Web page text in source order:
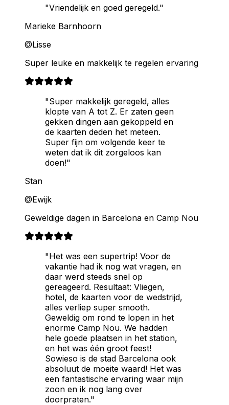
"Vriendelijk en goed geregeld."
Marieke Barnhoorn
@Lisse
Super leuke en makkelijk te regelen ervaring
"Super makkelijk geregeld, alles
klopte van A tot Z. Er zaten geen
gekken dingen aan gekoppeld en
de kaarten deden het meteen.
Super fijn om volgende keer te
weten dat ik dit zorgeloos kan
doen!"
Stan
@Ewijk
Geweldige dagen in Barcelona en Camp Nou
"Het was een supertrip! Voor de
vakantie had ik nog wat vragen, en
daar werd steeds snel op
gereageerd. Resultaat: Vliegen,
hotel, de kaarten voor de wedstrijd,
alles verliep super smooth.
Geweldig om rond te lopen in het
enorme Camp Nou. We hadden
hele goede plaatsen in het station,
en het was één groot feest!
Sowieso is de stad Barcelona ook
absoluut de moeite waard! Het was
een fantastische ervaring waar mijn
zoon en ik nog lang over
doorpraten."